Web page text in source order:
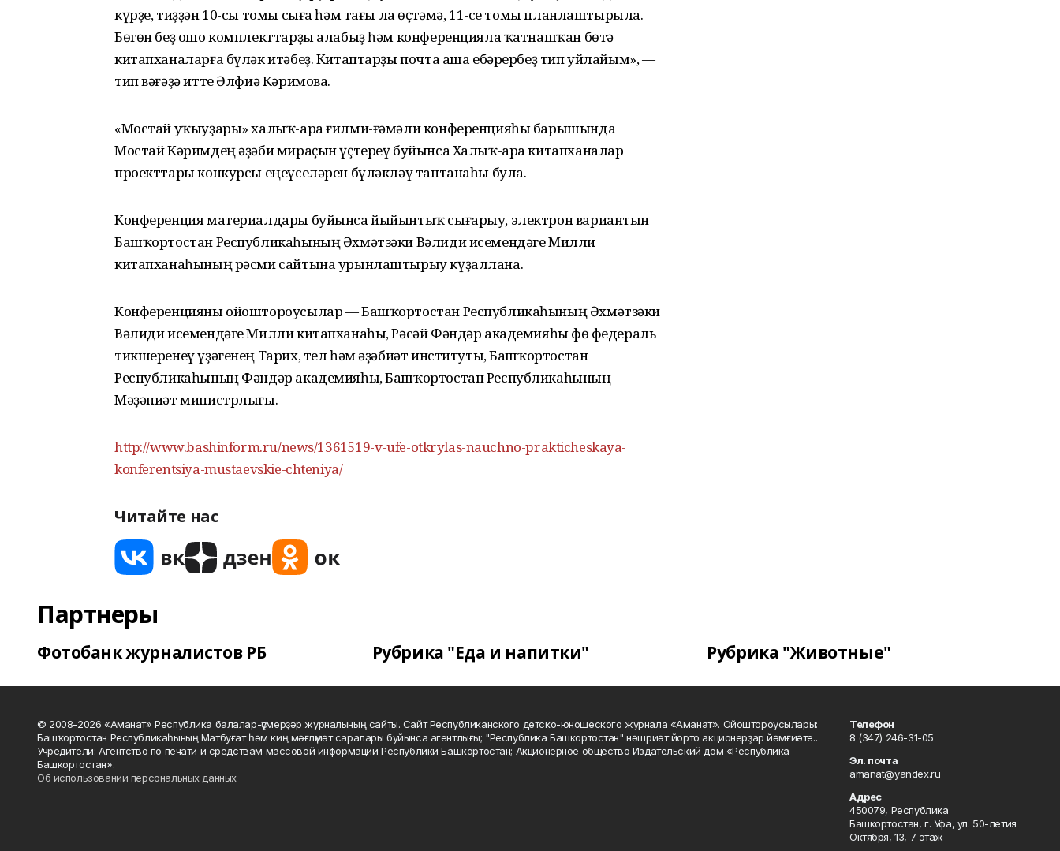
күрҙе, тиҙҙән 10-сы томы сыға һәм тағы ла өҫтәмә, 11-се томы планлаштырыла.
Бөгөн беҙ ошо комплекттарҙы алабыҙ һәм конференцияла ҡатнашҡан бөтә
китапханаларға бүләк итәбеҙ. Китаптарҙы почта аша ебәрербеҙ тип уйлайым», —
тип вәғәҙә итте Әлфиә Кәримова.
«Мостай уҡыуҙары» халыҡ-ара ғилми-ғәмәли конференцияһы барышында
Мостай Кәримдең әҙәби мираҫын үҫтереү буйынса Халыҡ-ара китапханалар
проекттары конкурсы еңеүселәрен бүләкләү тантанаһы була.
Конференция материалдары буйынса йыйынтыҡ сығарыу, электрон вариантын
Башҡортостан Республикаһының Әхмәтзәки Вәлиди исемендәге Милли
китапханаһының рәсми сайтына урынлаштырыу күҙаллана.
Конференцияны ойоштороусылар — Башҡортостан Республикаһының Әхмәтзәки
Вәлиди исемендәге Милли китапханаһы, Рәсәй Фәндәр академияһы Өфө федераль
тикшеренеү үҙәгенең Тарих, тел һәм әҙәбиәт институты, Башҡортостан
Республикаһының Фәндәр академияһы, Башҡортостан Республикаһының
Мәҙәниәт министрлығы.
http://www.bashinform.ru/news/1361519-v-ufe-otkrylas-nauchno-prakticheskaya-
konferentsiya-mustaevskie-chteniya/
Читайте нас
Партнеры
Фотобанк журналистов РБ Рубрика "Еда и напитки" Рубрика "Животные"
© 2008-2026 «Аманат» Республика балалар-үҫмерҙәр журналының сайты. Сайт Республиканского детско-юношеского журнала «Аманат». Ойоштороусылары:
Башҡортостан Республикаһының Матбуғат һәм киң мәғлүмәт саралары буйынса агентлығы; "Республика Башкортостан" нәшриәт йорто акционерҙар йәмғиәте..
Учредители: Агентство по печати и средствам массовой информации Республики Башкортостан; Акционерное общество Издательский дом «Республика
Башкортостан».
Об использовании персональных данных
Телефон
8 (347) 246-31-05
Эл. почта
amanat@yandex.ru
Адрес
450079, Республика
Башкортостан, г. Уфа, ул. 50-летия
Октября, 13, 7 этаж